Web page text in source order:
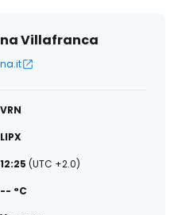
Villafranca
VRN
LIPX
12:25 (UTC +2.0)
-- °C